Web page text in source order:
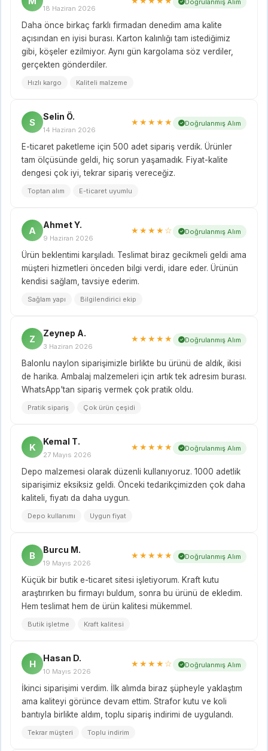
18 Haziran 2026
Doğrulanmış Alım
Daha önce birkaç farklı firmadan denedim ama kalite
açısından en iyisi burası. Karton kalınlığı tam istediğimiz
gibi, köşeler ezilmiyor. Aynı gün kargolama söz verdiler,
gerçekten gönderdiler.
Hızlı kargo Kaliteli malzeme
S
Selin Ö.
14 Haziran 2026
★★★★★ Doğrulanmış Alım
E-ticaret paketleme için 500 adet sipariş verdik. Ürünler
tam ölçüsünde geldi, hiç sorun yaşamadık. Fiyat-kalite
dengesi çok iyi, tekrar sipariş vereceğiz.
Toptan alım E-ticaret uyumlu
A
Ahmet Y.
9 Haziran 2026
★★★★☆ Doğrulanmış Alım
Ürün beklentimi karşıladı. Teslimat biraz gecikmeli geldi ama
müşteri hizmetleri önceden bilgi verdi, idare eder. Ürünün
kendisi sağlam, tavsiye ederim.
Sağlam yapı Bilgilendirici ekip
Z
Zeynep A.
3 Haziran 2026
★★★★★ Doğrulanmış Alım
Balonlu naylon siparişimizle birlikte bu ürünü de aldık, ikisi
de harika. Ambalaj malzemeleri için artık tek adresim burası.
WhatsApp'tan sipariş vermek çok pratik oldu.
Pratik sipariş Çok ürün çeşidi
K
Kemal T.
27 Mayıs 2026
★★★★★ Doğrulanmış Alım
Depo malzemesi olarak düzenli kullanıyoruz. 1000 adetlik
siparişimiz eksiksiz geldi. Önceki tedarikçimizden çok daha
kaliteli, fiyatı da daha uygun.
Depo kullanımı Uygun fiyat
B
Burcu M.
19 Mayıs 2026
★★★★★ Doğrulanmış Alım
Küçük bir butik e-ticaret sitesi işletiyorum. Kraft kutu
araştırırken bu firmayı buldum, sonra bu ürünü de ekledim.
Hem teslimat hem de ürün kalitesi mükemmel.
Butik işletme Kraft kalitesi
H
Hasan D.
10 Mayıs 2026
★★★★☆ Doğrulanmış Alım
İkinci siparişimi verdim. İlk alımda biraz şüpheyle yaklaştım
ama kaliteyi görünce devam ettim. Strafor kutu ve koli
bantıyla birlikte aldım, toplu sipariş indirimi de uygulandı.
Tekrar müşteri Toplu indirim